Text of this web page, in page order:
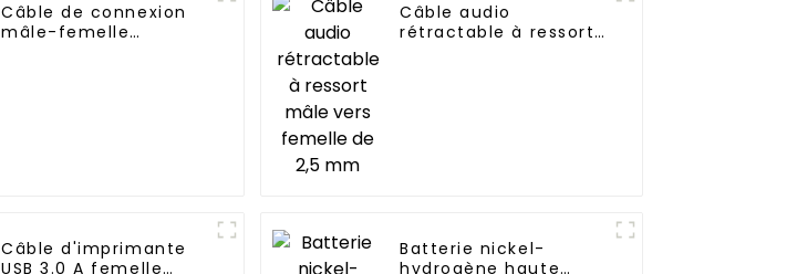
Câble de connexion
mâle-femelle
Câble audio
rétractable à ressort
Câble d'imprimante
USB 3.0 A femelle
Batterie nickel-
hydrogène haute